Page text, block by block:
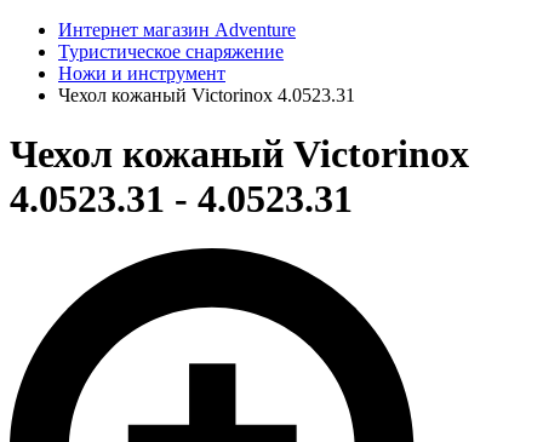
Интернет магазин Adventure
Туристическое снаряжение
Ножи и инструмент
Чехол кожаный Victorinox 4.0523.31
Чехол кожаный Victorinox
4.0523.31 - 4.0523.31